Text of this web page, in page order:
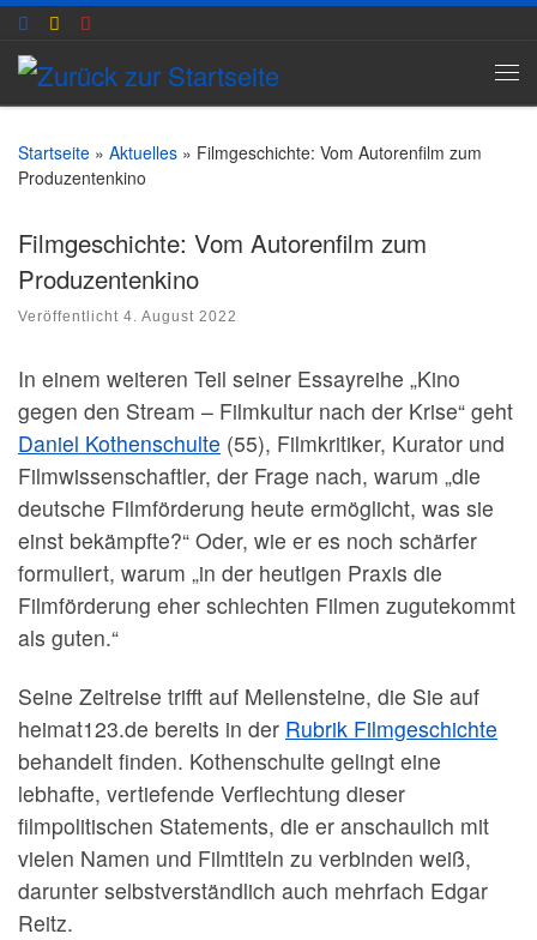
Zum Inhalt springen
Startseite » Aktuelles » Filmgeschichte: Vom Autorenfilm zum
Produzentenkino
Filmgeschichte: Vom Autorenfilm zum
Produzentenkino
Veröffentlicht 4. August 2022
In einem weiteren Teil seiner Essayreihe „Kino
gegen den Stream – Filmkultur nach der Krise“ geht
Daniel Kothenschulte (55), Filmkritiker, Kurator und
Filmwissenschaftler, der Frage nach, warum „die
deutsche Filmförderung heute ermöglicht, was sie
einst bekämpfte?“ Oder, wie er es noch schärfer
formuliert, warum „in der heutigen Praxis die
Filmförderung eher schlechten Filmen zugutekommt
als guten.“
Seine Zeitreise trifft auf Meilensteine, die Sie auf
heimat123.de bereits in der Rubrik Filmgeschichte
behandelt finden. Kothenschulte gelingt eine
lebhafte, vertiefende Verflechtung dieser
filmpolitischen Statements, die er anschaulich mit
vielen Namen und Filmtiteln zu verbinden weiß,
darunter selbstverständlich auch mehrfach Edgar
Reitz.